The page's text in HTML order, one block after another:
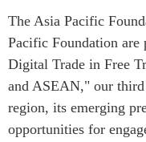
Initiative indo-pacifique
Dialogues et tables
Centre sur les minéraux
critiques du Canada et
l’Indo-Pacifique
The Asia Pacific
Pacific Foundation are
Digital Trade in Free
and ASEAN," our
region, its emerging
opportunities for